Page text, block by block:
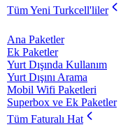
Tüm Yeni Turkcell'liler
Ana Paketler
Ek Paketler
Yurt Dışında Kullanım
Yurt Dışını Arama
Mobil Wifi Paketleri
Superbox ve Ek Paketler
Tüm Faturalı Hat